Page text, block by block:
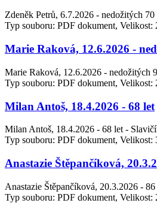
Zdeněk Petrů, 6.7.2026 - nedožitých
Typ souboru: PDF dokument, Velikost:
Marie Raková, 12.6.2026 -
Marie Raková, 12.6.2026 - nedožitých
Typ souboru: PDF dokument, Velikost:
Milan Antoš, 18.4.2026 - 68 let
Milan Antoš, 18.4.2026 - 68 let -
Typ souboru: PDF dokument, Velikost:
Anastazie Štěpančíková,
Anastazie Štěpančíková, 20.3.2026 -
Typ souboru: PDF dokument, Velikost: